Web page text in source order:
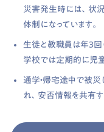
災害発生時には、状
体制になっています。
生徒と教職員は年3回
学校では定期的に児
通学・帰宅途中で被
れ、安否情報を共有す